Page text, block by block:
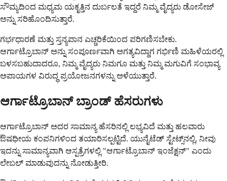
ಸೌಮ್ಯದಿಂದ ಮಧ್ಯಮ ಯಕೃತ್ತಿನ ದುರ್ಬಲತೆ ಇದ್ದರೆ ನಿಮ್ಮ ವೈದ್ಯರು ಡೋಸೇಜ್
ಅನ್ನು ಸರಿಹೊಂದಿಸುತ್ತಾರೆ.
ಗರ್ಭಧಾರಣೆ ಮತ್ತು ಸ್ತನ್ಯಪಾನ ಎಚ್ಚರಿಕೆಯಿಂದ ಪರಿಗಣಿಸಬೇಕು.
ಆರ್ಗಾಟ್ರೊಬಾನ್ ಅನ್ನು ಸಂಪೂರ್ಣವಾಗಿ ಅಗತ್ಯವಿದ್ದಾಗ ಗರ್ಭಿಣಿ ಮಹಿಳೆಯರಲ್ಲಿ
ಬಳಸಬಹುದಾದರೂ, ನಿಮ್ಮ ವೈದ್ಯರು ನಿಮಗೂ ಮತ್ತು ನಿಮ್ಮ ಮಗುವಿಗೆ ಸಂಭಾವ್ಯ
ಅಪಾಯಗಳ ವಿರುದ್ಧ ಪ್ರಯೋಜನಗಳನ್ನು ಅಳೆಯುತ್ತಾರೆ.
ಆರ್ಗಾಟ್ರೊಬಾನ್ ಬ್ರಾಂಡ್ ಹೆಸರುಗಳು
ಆರ್ಗಾಟ್ರೊಬಾನ್ ಅದರ ಸಾಮಾನ್ಯ ಹೆಸರಿನಲ್ಲಿ ಲಭ್ಯವಿದೆ ಮತ್ತು ಹಲವಾರು
ಔಷಧೀಯ ಕಂಪನಿಗಳಿಂದ ತಯಾರಿಸಲ್ಪಟ್ಟಿದೆ. ಯುನೈಟೆಡ್ ಸ್ಟೇಟ್ಸ್‌ನಲ್ಲಿ, ನೀವು
ಇದನ್ನು ಸಾಮಾನ್ಯವಾಗಿ ಆಸ್ಪತ್ರೆಗಳಲ್ಲಿ "ಆರ್ಗಾಟ್ರೊಬಾನ್ ಇಂಜೆಕ್ಷನ್" ಎಂದು
ಲೇಬಲ್ ಮಾಡುವುದನ್ನು ನೋಡುತ್ತೀರಿ.